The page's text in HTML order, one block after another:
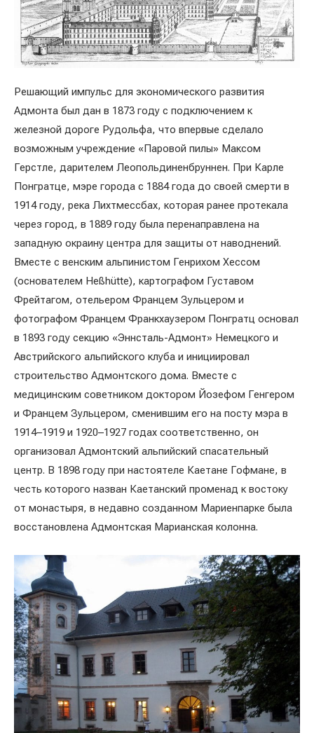
Решающий импульс для экономического развития
Адмонта был дан в 1873 году с подключением к
железной дороге Рудольфа, что впервые сделало
возможным учреждение «Паровой пилы» Максом
Герстле, дарителем Леопольдиненбруннен. При Карле
Понгратце, мэре города с 1884 года до своей смерти в
1914 году, река Лихтмессбах, которая ранее протекала
через город, в 1889 году была перенаправлена на
западную окраину центра для защиты от наводнений.
Вместе с венским альпинистом Генрихом Хессом
(основателем Heßhütte), картографом Густавом
Фрейтагом, отельером Францем Зульцером и
фотографом Францем Франкхаузером Понгратц основал
в 1893 году секцию «Эннсталь-Адмонт» Немецкого и
Австрийского альпийского клуба и инициировал
строительство Адмонтского дома. Вместе с
медицинским советником доктором Йозефом Генгером
и Францем Зульцером, сменившим его на посту мэра в
1914–1919 и 1920–1927 годах соответственно, он
организовал Адмонтский альпийский спасательный
центр. В 1898 году при настоятеле Каетане Гофмане, в
честь которого назван Каетанский променад к востоку
от монастыря, в недавно созданном Мариенпарке была
восстановлена Адмонтская Марианская колонна.